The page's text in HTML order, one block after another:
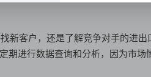
新客户，还是了解竞争对手的进出
期进行数据查询和分析，因为市场